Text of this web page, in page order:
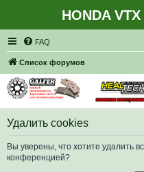
HONDA
FAQ
Список форумов
Удалить cookies
Вы уверены, что хотите удалить
конференцией?